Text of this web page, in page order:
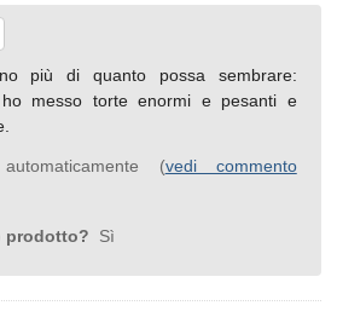
più di quanto possa sembrare:
messo torte enormi e pesanti e
(vedi commento
prodotto? Sì